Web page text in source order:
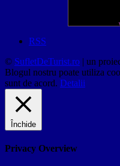
RSS
© SufletDeTurist.ro | un
Blogul nostru poate utiliza
sunt de acord. Detalii
Închide
Privacy Overview